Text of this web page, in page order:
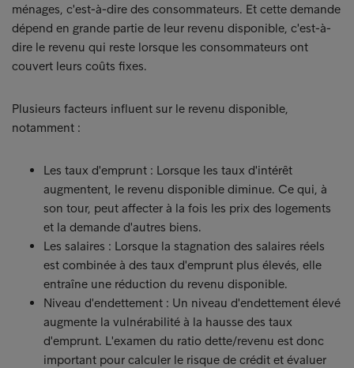
ménages, c'est-à-dire des consommateurs. Et cette demande
dépend en grande partie de leur revenu disponible, c'est-à-
dire le revenu qui reste lorsque les consommateurs ont
couvert leurs coûts fixes.
Plusieurs facteurs influent sur le revenu disponible,
notamment :
Les taux d'emprunt : Lorsque les taux d'intérêt
augmentent, le revenu disponible diminue. Ce qui, à
son tour, peut affecter à la fois les prix des logements
et la demande d'autres biens.
Les salaires : Lorsque la stagnation des salaires réels
est combinée à des taux d'emprunt plus élevés, elle
entraîne une réduction du revenu disponible.
Niveau d'endettement : Un niveau d'endettement élevé
augmente la vulnérabilité à la hausse des taux
d'emprunt. L'examen du ratio dette/revenu est donc
important pour calculer le risque de crédit et évaluer